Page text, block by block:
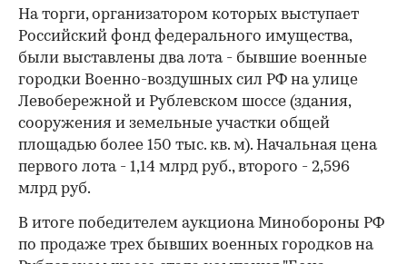
На торги, организатором которых выступает
Российский фонд федерального имущества,
были выставлены два лота - бывшие военные
городки Военно-воздушных сил РФ на улице
Левобережной и Рублевском шоссе (здания,
сооружения и земельные участки общей
площадью более 150 тыс. кв. м). Начальная цена
первого лота - 1,14 млрд руб., второго - 2,596
млрд руб.
В итоге победителем аукциона Минобороны РФ
по продаже трех бывших военных городков на